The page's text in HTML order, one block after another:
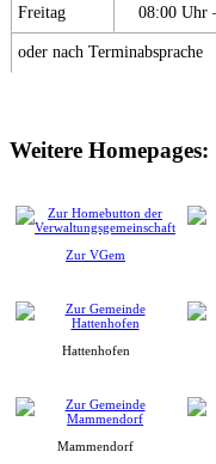
Freitag 08:00 Uhr
oder nach Terminabsprache
Weitere Homepages:
Zur VGem
Hattenhofen
Mammendorf